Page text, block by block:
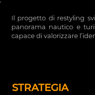
Il progetto di restyling
panorama nautico e
capace di valorizzare
STRATEGIA